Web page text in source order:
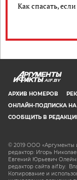
Как спасать,
AIF.BY
АРХИВ НОМЕРОВ
ОНЛАЙН-ПОДПИСКА
СООБЩИТЬ В
© 2019 ООО «Аргументы
редактор: Игорь
Евгений Юрьевич
редактор сайта aif.by:
Копирование и